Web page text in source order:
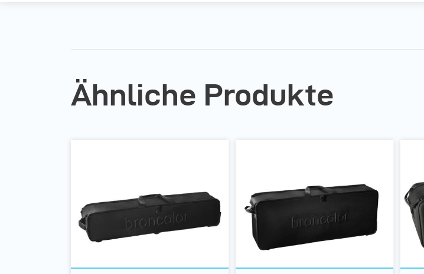
Ähnliche Produkte